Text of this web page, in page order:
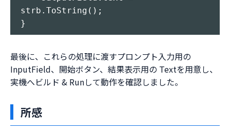
strb.ToString();
最後に、これらの処理に渡すプロンプト入力用の
InputField、開始ボタン、結果表示用の Textを用意し、
実機へビルド & Runして動作を確認しました。
所感